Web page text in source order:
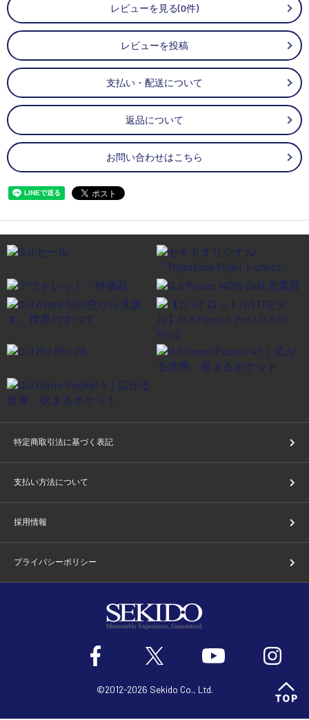
レビューを見る(0件)
レビューを投稿
支払い・配送について
返品について
お問い合わせはこちら
特定商取引法に基づく表記
支払い方法について
採用情報
プライバシーポリシー
©2012-2026 Sekido Co., Ltd.